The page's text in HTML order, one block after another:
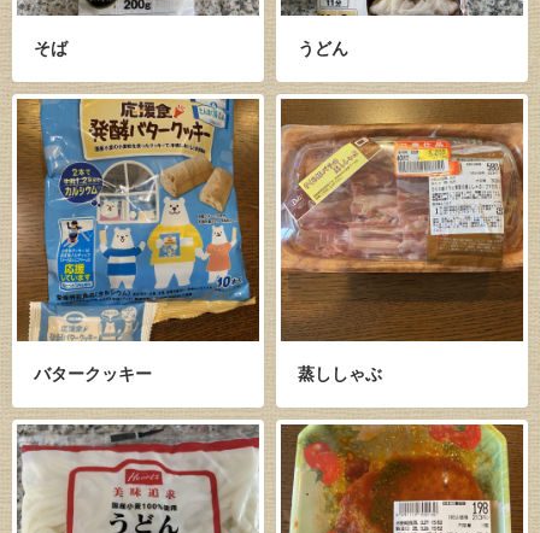
そば うどん
バタークッキー 蒸ししゃぶ